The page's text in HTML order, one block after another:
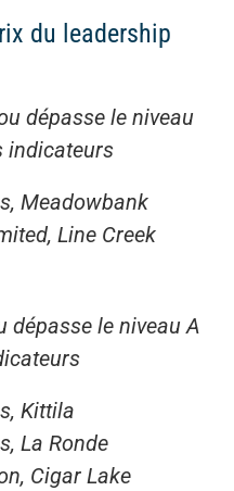
du leadership
dépasse le niveau
indicateurs
Meadowbank
Line Creek
dépasse le niveau A
Kittila
La Ronde
Cigar Lake